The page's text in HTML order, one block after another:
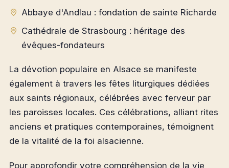
Abbaye d'Andlau : fondation de sainte Richarde
Cathédrale de Strasbourg : héritage des
évêques-fondateurs
La dévotion populaire en Alsace se manifeste
également à travers les fêtes liturgiques dédiées
aux saints régionaux, célébrées avec ferveur par
les paroisses locales. Ces célébrations, alliant rites
anciens et pratiques contemporaines, témoignent
de la vitalité de la foi alsacienne.
Pour approfondir votre compréhension de la vie